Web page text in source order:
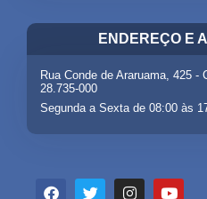
ENDEREÇO E
Rua Conde de Araruama, 425 -
28.735-000
Segunda a Sexta de 08:00 às